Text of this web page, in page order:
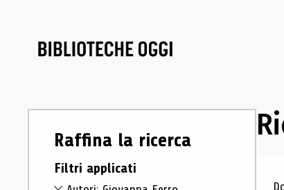
Raffina la ricerca
Filtri applicati